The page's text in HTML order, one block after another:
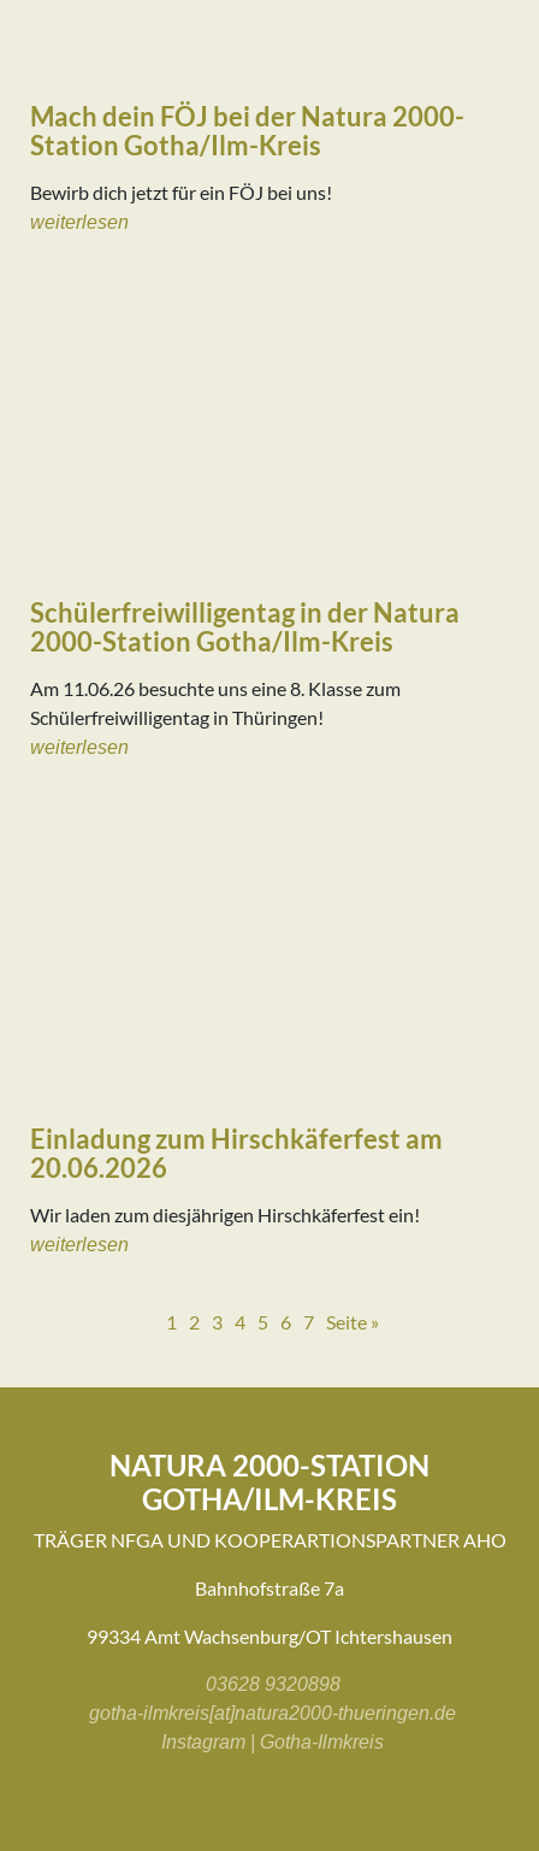
Mach dein FÖJ bei der Natura 2000-
Station Gotha/Ilm-Kreis
Bewirb dich jetzt für ein FÖJ bei uns!
weiterlesen
Schülerfreiwilligentag in der Natura
2000-Station Gotha/Ilm-Kreis
Am 11.06.26 besuchte uns eine 8. Klasse zum
Schülerfreiwilligentag in Thüringen!
weiterlesen
Einladung zum Hirschkäferfest am
20.06.2026
Wir laden zum diesjährigen Hirschkäferfest ein!
weiterlesen
1 2 3 4 5 6 7 Seite »
NATURA 2000-STATION
GOTHA/ILM-KREIS
TRÄGER NFGA UND KOOPERARTIONSPARTNER AHO
Bahnhofstraße 7a
99334 Amt Wachsenburg/OT Ichtershausen
03628 9320898
gotha-ilmkreis[at]natura2000-thueringen.de
Instagram | Gotha-Ilmkreis